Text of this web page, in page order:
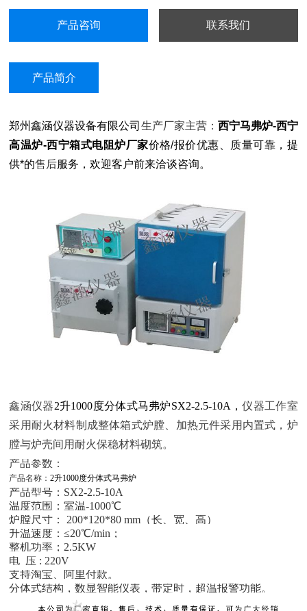
产品咨询 联系我们
产品简介
郑州鑫涵仪器设备有限公司 生产厂家主营： 西宁马弗炉-西宁
高温炉-西宁箱式电阻炉厂家价格/报价优惠、质量可靠，提
供*的售后服务，欢迎客户前来洽谈咨询。
鑫涵仪器2升1000度分体式马弗炉SX2-2.5-10A，仪器工作室
采用耐火材料制成整体箱式炉膛、加热元件采用内置式，炉
膛与炉壳间用耐火保稳材料砌筑。
产品参数：
产品名称：2升1000度分体式马弗炉
产品型号：SX2-2.5-10A
温度范围：室温-1000℃
炉膛尺寸： 200*120*80 mm（长、宽、高）
升温速度：≤20℃/min；
整机功率；2.5KW
电 压 : 220V
支持淘宝、阿里付款。
分体式结构，数显智能仪表，带定时，超温报警功能。